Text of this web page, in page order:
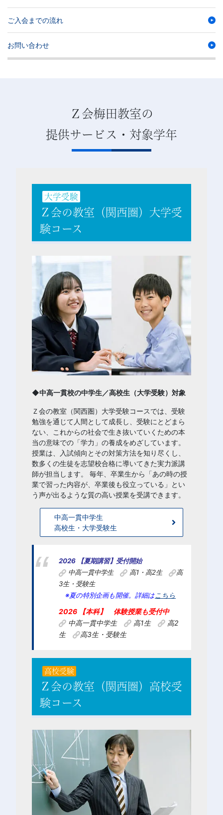
ご入会までの流れ
お問い合わせ
Ｚ会梅田教室の
提供サービス・対象学年
大学受験
Ｚ会の教室（関西圏）大学受
験コース
◆中高一貫校の中学生／高校生（大学受験）対象
Ｚ会の教室（関西圏）大学受験コースでは、受験
勉強を通じて人間として成長し、受験にとどまら
ない、これからの社会で生き抜いていくための本
当の意味での「学力」の養成をめざしています。
授業は、入試傾向とその対策方法を知り尽くし、
数多くの生徒を志望校合格に導いてきた実力派講
師が担当します。 毎年、卒業生から「あの時の授
業で習った内容が、卒業後も役立っている」とい
う声が出るような質の高い授業を受講できます。
中高一貫中学生
高校生・大学受験生
2026 【夏期講習】受付開始
中高一貫中学生
高1・高2生
高
3生・受験生
※夏の特別企画も開催。詳細はこちら
2026 【本科】 体験授業も受付中
中高一貫中学生
高1生
高2
生
高3生・受験生
高校受験
Ｚ会の教室（関西圏）高校受
験コース